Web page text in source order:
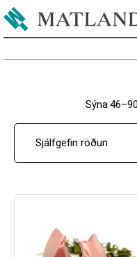
Fréttir
Matur &
Umhverfi
Sýna